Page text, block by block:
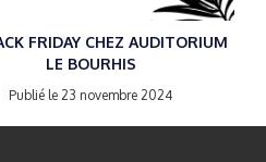
FRIDAY CHEZ AUDITORIUM
LE BOURHIS
Publié le 23 novembre 2024